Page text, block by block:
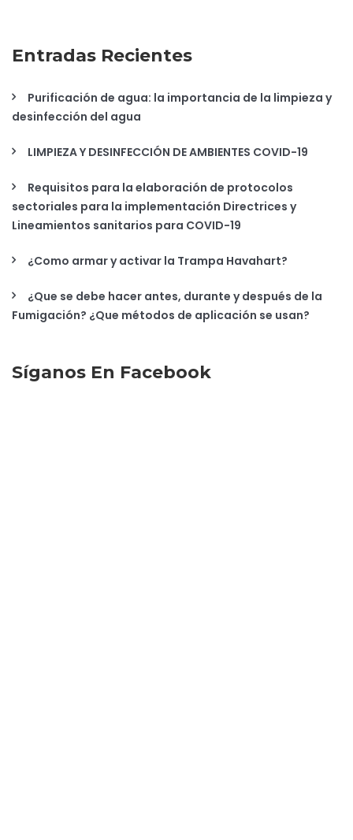
Entradas Recientes
Purificación de agua: la importancia de la limpieza y
desinfección del agua
LIMPIEZA Y DESINFECCIÓN DE AMBIENTES COVID-19
Requisitos para la elaboración de protocolos
sectoriales para la implementación Directrices y
Lineamientos sanitarios para COVID-19
¿Como armar y activar la Trampa Havahart?
¿Que se debe hacer antes, durante y después de la
Fumigación? ¿Que métodos de aplicación se usan?
Síganos En Facebook